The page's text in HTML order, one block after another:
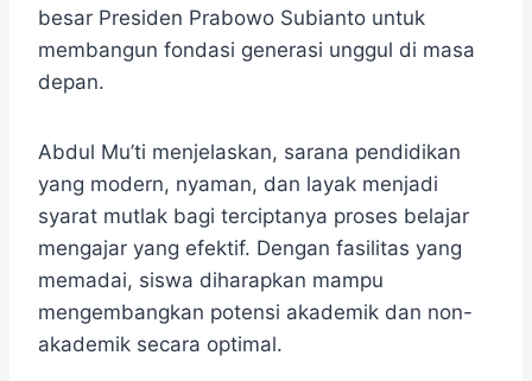
besar Presiden Prabowo Subianto untuk
membangun fondasi generasi unggul di masa
depan.
Abdul Mu’ti menjelaskan, sarana pendidikan
yang modern, nyaman, dan layak menjadi
syarat mutlak bagi terciptanya proses belajar
mengajar yang efektif. Dengan fasilitas yang
memadai, siswa diharapkan mampu
mengembangkan potensi akademik dan non-
akademik secara optimal.